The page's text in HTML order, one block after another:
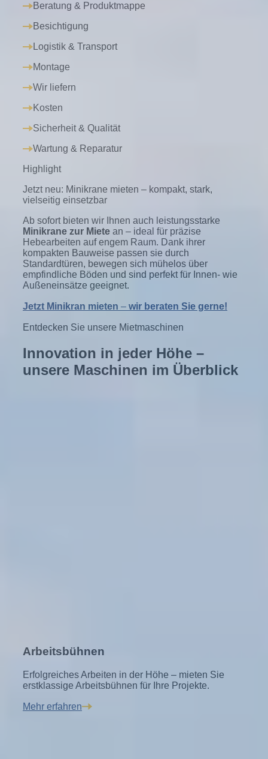
Beratung & Produktmappe
Besichtigung
Logistik & Transport
Montage
Wir liefern
Kosten
Sicherheit & Qualität
Wartung & Reparatur
Highlight
Jetzt neu: Minikrane mieten – kompakt, stark,
vielseitig einsetzbar
Ab sofort bieten wir Ihnen auch leistungsstarke
Minikrane zur Miete an – ideal für präzise
Hebearbeiten auf engem Raum. Dank ihrer
kompakten Bauweise passen sie durch
Standardtüren, bewegen sich mühelos über
empfindliche Böden und sind perfekt für Innen- wie
Außeneinsätze geeignet.
Jetzt Minikran mieten – wir beraten Sie gerne!
Entdecken Sie unsere Mietmaschinen
Innovation in jeder Höhe –
unsere Maschinen im Überblick
Arbeitsbühnen
Erfolgreiches Arbeiten in der Höhe – mieten Sie
erstklassige Arbeitsbühnen für Ihre Projekte.
Mehr erfahren